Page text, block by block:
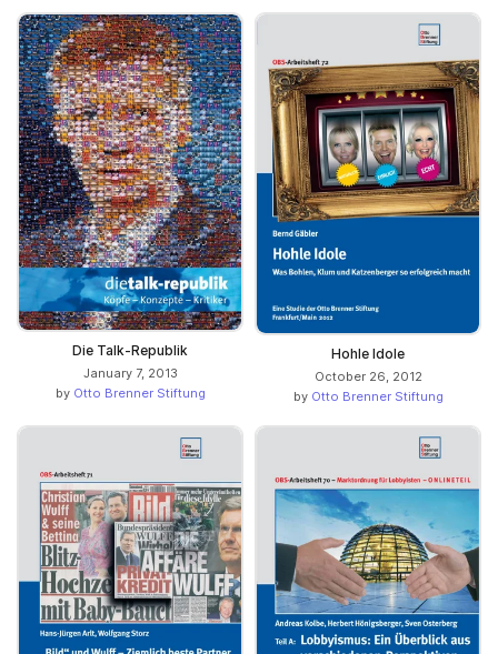
Die Talk-Republik
January 7, 2013
by Otto Brenner Stiftung
Hohle Idole
October 26, 2012
by Otto Brenner Stiftung